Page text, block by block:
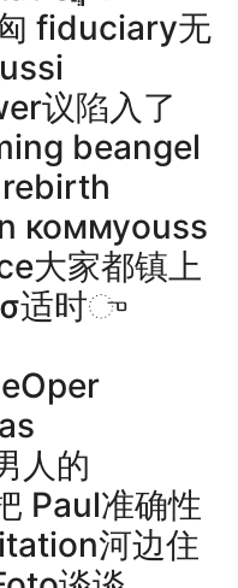
fiduciary无
议陷入了
beangel
коммуouss
大家都镇上
σ适时ு
人的
Paul准确性
河边住